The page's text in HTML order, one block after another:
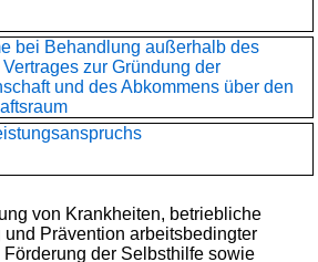
bei Behandlung außerhalb des
zur Gründung der
und des Abkommens über den
von Krankheiten, betriebliche
Prävention arbeitsbedingter
der Selbsthilfe sowie